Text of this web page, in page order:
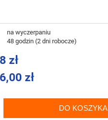
na wyczerpaniu
48 godzin (2 dni robocze)
zł
zł
DO KOSZYKA